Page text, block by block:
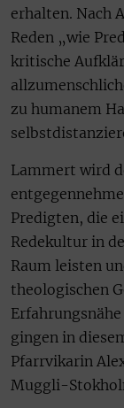
erhalten. Nach
Reden „wie
kritische
zu humanem
Lammert wird
Predigten, die
Redekultur in
Raum leisten
theologischen
gingen in
Pfarrvikarin
Muggli-